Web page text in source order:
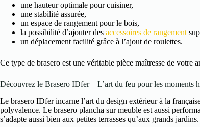
une hauteur optimale pour cuisiner,
une stabilité assurée,
un espace de rangement pour le bois,
la possibilité d’ajouter des accessoires de rangement
un déplacement facilité grâce à l’ajout de roulettes.
Ce type de brasero est une véritable pièce maîtresse de votre
Découvrez le Brasero IDfer – L’art du feu pour les moments
Le brasero IDfer incarne l’art du design extérieur à la
polyvalence. Le brasero plancha sur meuble est aussi
s’adapte aussi bien aux petites terrasses qu’aux grands jardins.